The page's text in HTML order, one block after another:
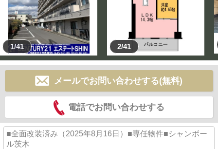
1/41 2/41
メールでお問い合わせする(無料)
電話でお問い合わせする
■全面改装済み（2025年8月16日）■専任物件■シャンボー
ル茨木